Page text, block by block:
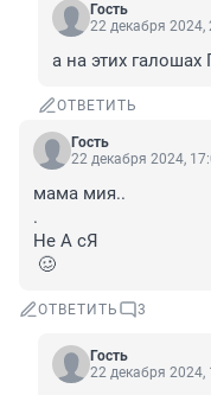
Гость
22 декабря 2024,
а на этих галошах
ОТВЕТИТЬ
Гость
22 декабря 2024,
мама мия..
.
Не А сЯ
🥴
ОТВЕТИТЬ 3
Гость
22 декабря 2024,